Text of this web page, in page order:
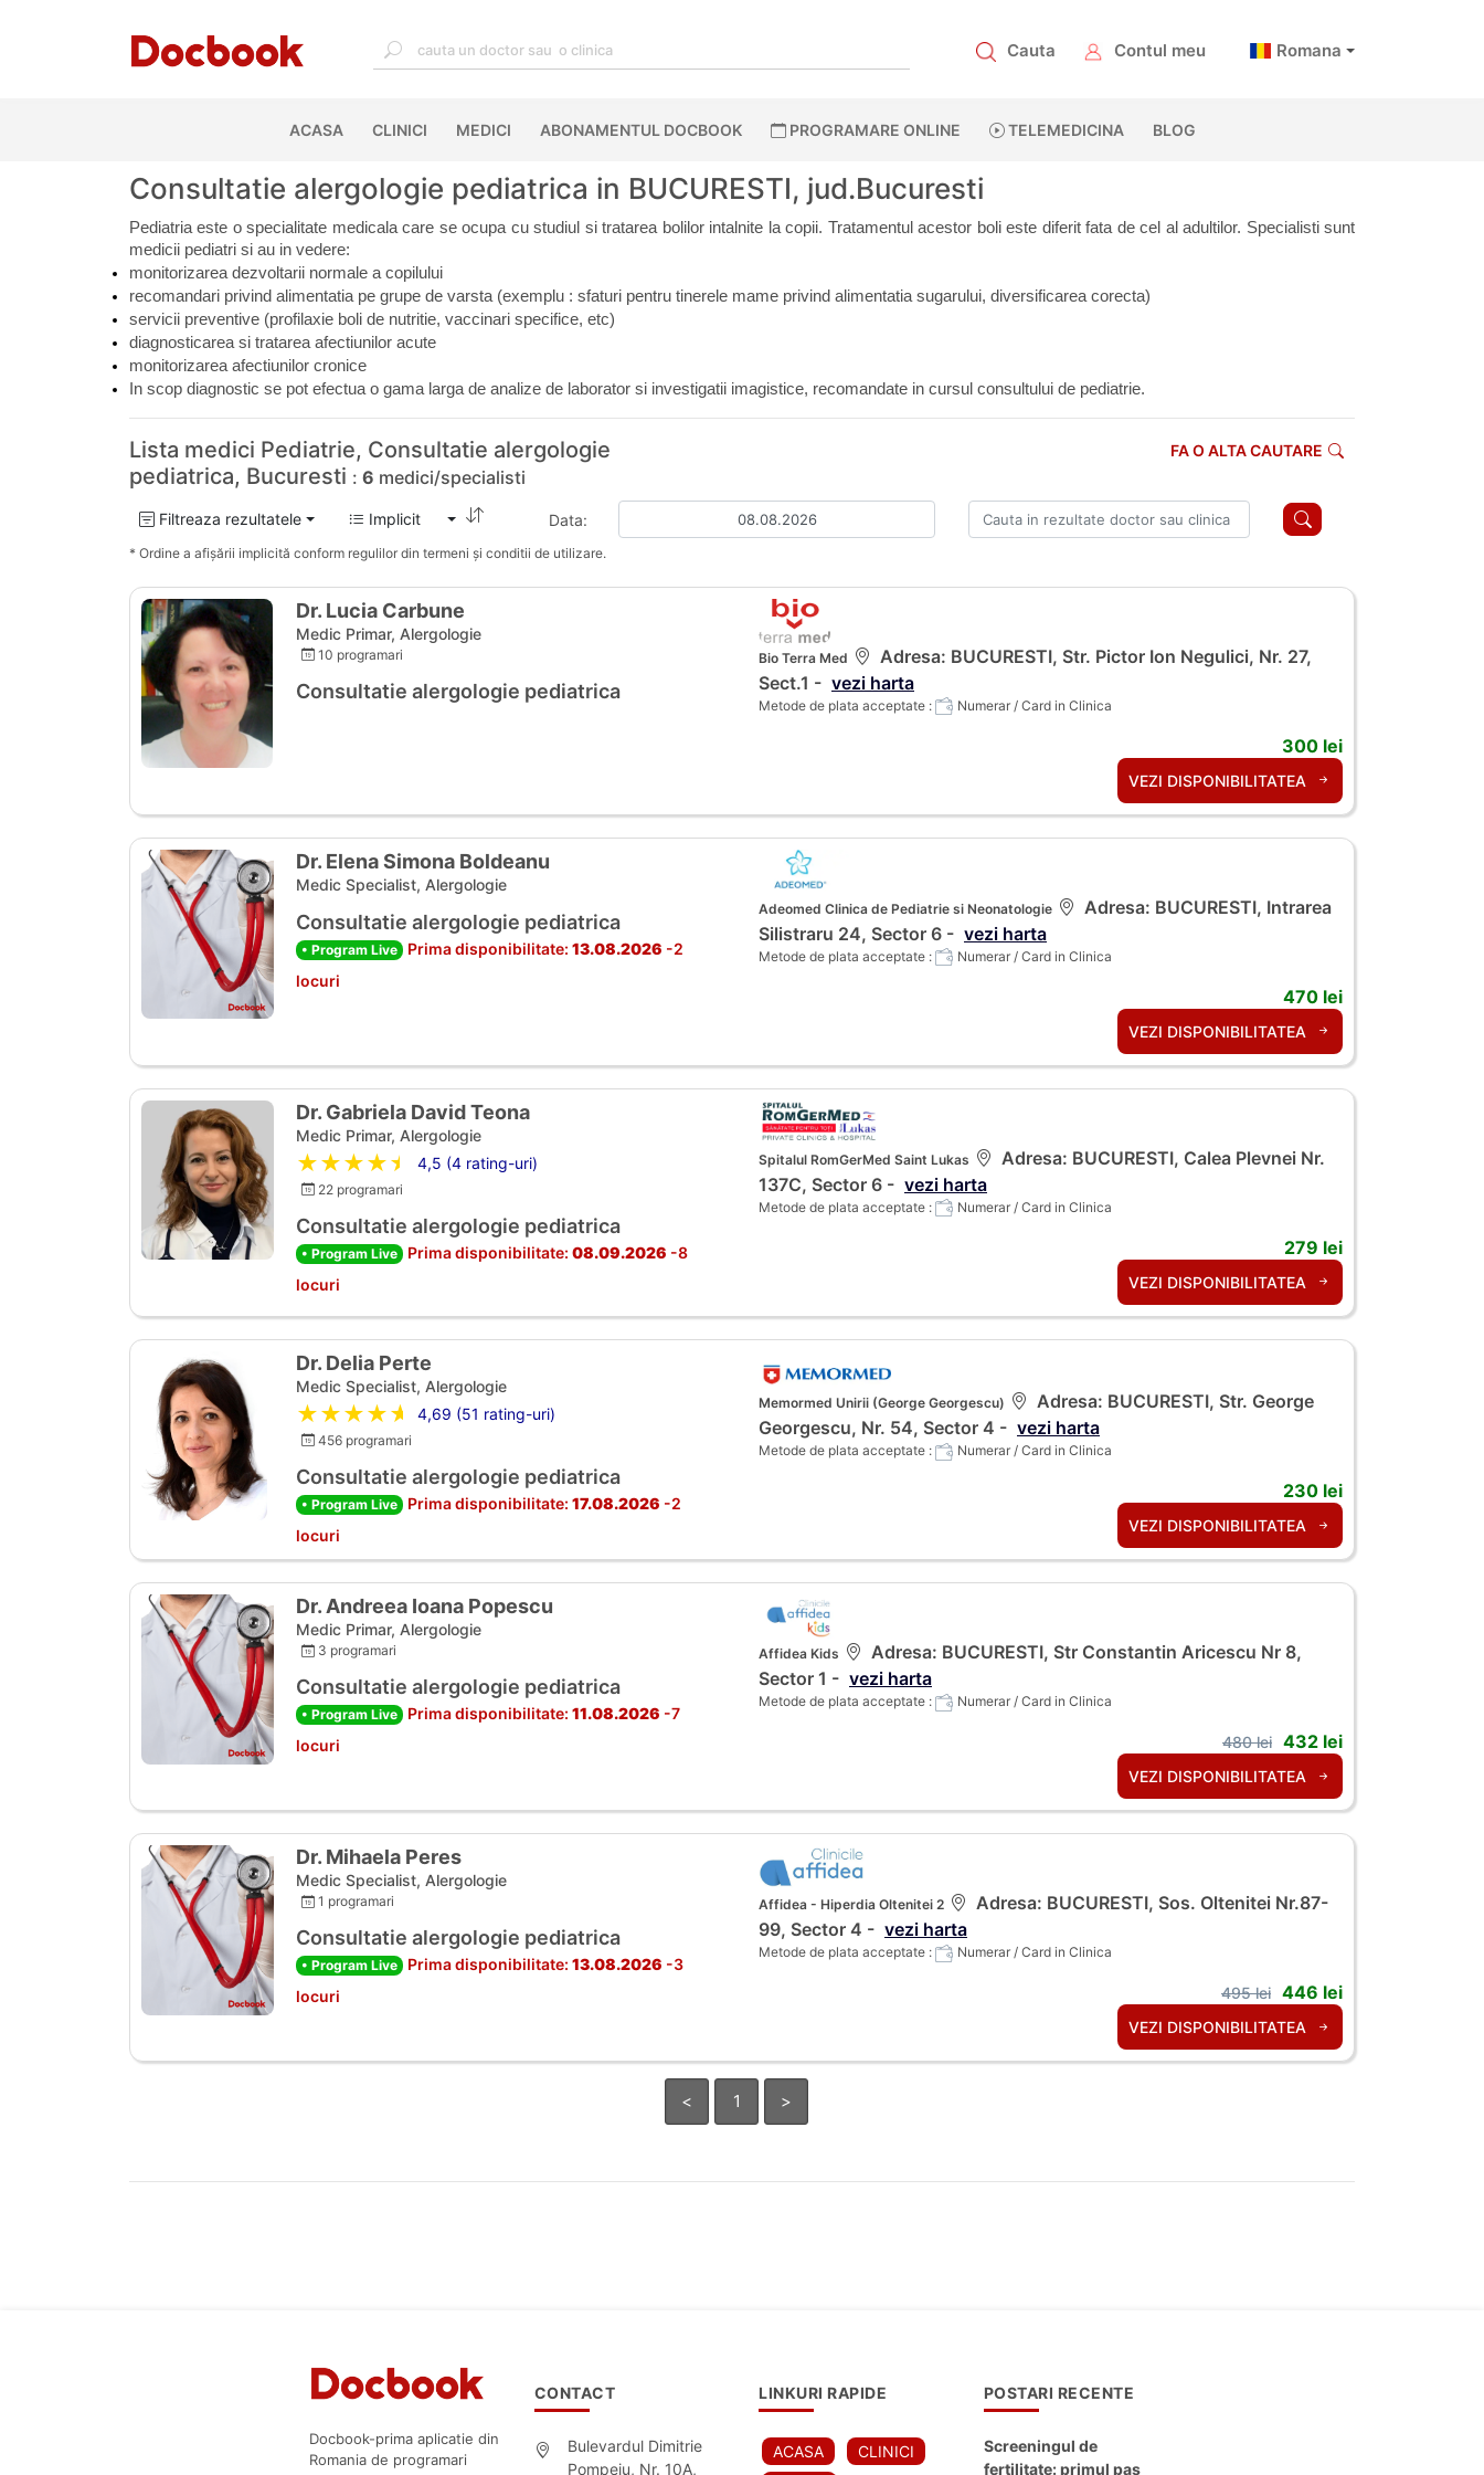
Cauta Contul meu Romana
ACASA(CURRENT)
CLINICI MEDICI ABONAMENTUL DOCBOOK PROGRAMARE ONLINE TELEMEDICINA BLOG
Consultatie alergologie pediatrica in BUCURESTI, jud.Bucuresti
Pediatria este o specialitate medicala care se ocupa cu studiul si tratarea bolilor intalnite la copii. Tratamentul acestor boli este diferit fata de cel al adultilor. Specialisti sunt
medicii pediatri si au in vedere:
monitorizarea dezvoltarii normale a copilului
recomandari privind alimentatia pe grupe de varsta (exemplu : sfaturi pentru tinerele mame privind alimentatia sugarului, diversificarea corecta)
servicii preventive (profilaxie boli de nutritie, vaccinari specifice, etc)
diagnosticarea si tratarea afectiunilor acute
monitorizarea afectiunilor cronice
In scop diagnostic se pot efectua o gama larga de analize de laborator si investigatii imagistice, recomandate in cursul consultului de pediatrie.
Lista medici Pediatrie, Consultatie alergologie
pediatrica, Bucuresti : 6 medici/specialisti
FA O ALTA CAUTARE
Filtreaza rezultatele Implicit Data:
* Ordine a afișării implicită conform regulilor din termeni și conditii de utilizare.
Dr. Lucia Carbune
Medic Primar, Alergologie
10 programari
Consultatie alergologie pediatrica
Bio Terra Med
Adresa: BUCURESTI, Str. Pictor Ion Negulici, Nr. 27,
Sect.1 - vezi harta
Metode de plata acceptate : Numerar / Card in Clinica
300 lei
VEZI DISPONIBILITATEA
Dr. Elena Simona Boldeanu
Medic Specialist, Alergologie
Consultatie alergologie pediatrica
• Program Live Prima disponibilitate: 13.08.2026 -2
locuri
Adeomed Clinica de Pediatrie si Neonatologie
Adresa: BUCURESTI, Intrarea
Silistraru 24, Sector 6 - vezi harta
Metode de plata acceptate : Numerar / Card in Clinica
470 lei
VEZI DISPONIBILITATEA
Dr. Gabriela David Teona
Medic Primar, Alergologie
★★★★★ 4,5 (4 rating-uri)
22 programari
Consultatie alergologie pediatrica
• Program Live Prima disponibilitate: 08.09.2026 -8
locuri
Spitalul RomGerMed Saint Lukas
Adresa: BUCURESTI, Calea Plevnei Nr.
137C, Sector 6 - vezi harta
Metode de plata acceptate : Numerar / Card in Clinica
279 lei
VEZI DISPONIBILITATEA
Dr. Delia Perte
Medic Specialist, Alergologie
★★★★★ 4,69 (51 rating-uri)
456 programari
Consultatie alergologie pediatrica
• Program Live Prima disponibilitate: 17.08.2026 -2
locuri
Memormed Unirii (George Georgescu)
Adresa: BUCURESTI, Str. George
Georgescu, Nr. 54, Sector 4 - vezi harta
Metode de plata acceptate : Numerar / Card in Clinica
230 lei
VEZI DISPONIBILITATEA
Dr. Andreea Ioana Popescu
Medic Primar, Alergologie
3 programari
Consultatie alergologie pediatrica
• Program Live Prima disponibilitate: 11.08.2026 -7
locuri
Affidea Kids
Adresa: BUCURESTI, Str Constantin Aricescu Nr 8,
Sector 1 - vezi harta
Metode de plata acceptate : Numerar / Card in Clinica
480 lei 432 lei
VEZI DISPONIBILITATEA
Dr. Mihaela Peres
Medic Specialist, Alergologie
1 programari
Consultatie alergologie pediatrica
• Program Live Prima disponibilitate: 13.08.2026 -3
locuri
Affidea - Hiperdia Oltenitei 2
Adresa: BUCURESTI, Sos. Oltenitei Nr.87-
99, Sector 4 - vezi harta
Metode de plata acceptate : Numerar / Card in Clinica
495 lei 446 lei
VEZI DISPONIBILITATEA
< 1 >
Docbook-prima aplicatie din
Romania de programari
CONTACT
Bulevardul Dimitrie
Pompeiu, Nr. 10A,
LINKURI RAPIDE
ACASA CLINICI
POSTARI RECENTE
Screeningul de
fertilitate: primul pas